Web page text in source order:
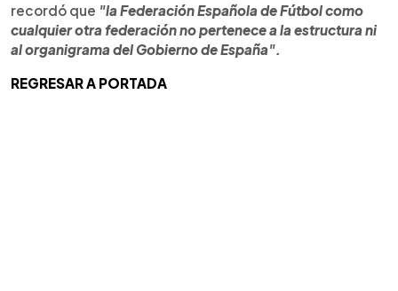
recordó que "la Federación Española de Fútbol como
cualquier otra federación no pertenece a la estructura ni
al organigrama del Gobierno de España".
REGRESAR A PORTADA